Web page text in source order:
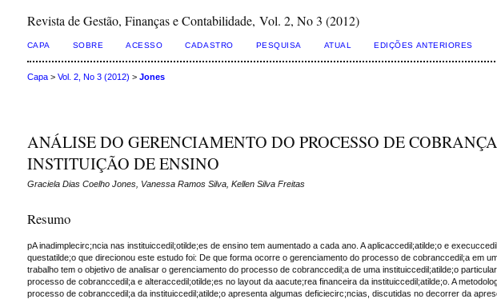
Revista de Gestão, Finanças e Contabilidade, Vol. 2, No 3 (2012)
CAPA SOBRE ACESSO CADASTRO PESQUISA ATUAL EDIÇÕES ANTERIORES
Capa> Vol. 2, No 3 (2012) > Jones
ANÁLISE DO GERENCIAMENTO DO PROCESSO DE
INSTITUIÇÃO DE ENSINO
Graciela Dias Coelho Jones, Vanessa Ramos Silva, Kellen Silva Freitas
Resumo
pA inadimplecirc;ncia nas instituiccedil;otilde;es de ensino tem aumentado a cada ano. A aplicaccedil;atilde;o e
questatilde;o que direcionou este estudo foi: De que forma ocorre o gerenciamento do processo de cobranccedil;a
trabalho tem o objetivo de analisar o gerenciamento do processo de cobranccedil;a de uma instituiccedil;atilde;o
processo de cobranccedil;a e alteraccedil;otilde;es no layout da aacute;rea financeira da instituiccedil;atilde;o. A
processo de cobranccedil;a da instituiccedil;atilde;o apresenta algumas deficiecirc;ncias, discutidas no decorrer da